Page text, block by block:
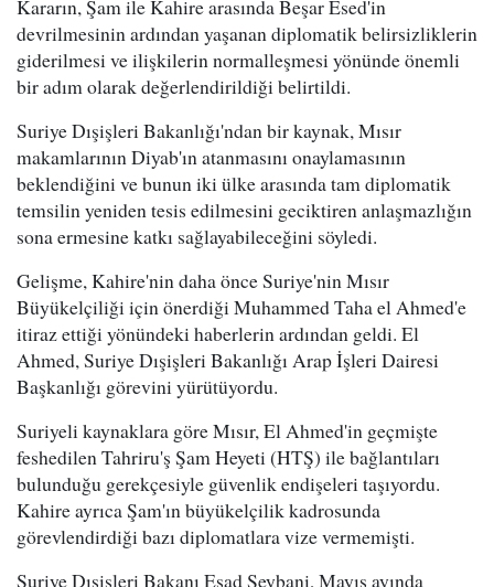
Kararın, Şam ile Kahire arasında Beşar Esed'in
devrilmesinin ardından yaşanan diplomatik belirsizliklerin
giderilmesi ve ilişkilerin normalleşmesi yönünde önemli
bir adım olarak değerlendirildiği belirtildi.
Suriye Dışişleri Bakanlığı'ndan bir kaynak, Mısır
makamlarının Diyab'ın atanmasını onaylamasının
beklendiğini ve bunun iki ülke arasında tam diplomatik
temsilin yeniden tesis edilmesini geciktiren anlaşmazlığın
sona ermesine katkı sağlayabileceğini söyledi.
Gelişme, Kahire'nin daha önce Suriye'nin Mısır
Büyükelçiliği için önerdiği Muhammed Taha el Ahmed'e
itiraz ettiği yönündeki haberlerin ardından geldi. El
Ahmed, Suriye Dışişleri Bakanlığı Arap İşleri Dairesi
Başkanlığı görevini yürütüyordu.
Suriyeli kaynaklara göre Mısır, El Ahmed'in geçmişte
feshedilen Tahriru'ş Şam Heyeti (HTŞ) ile bağlantıları
bulunduğu gerekçesiyle güvenlik endişeleri taşıyordu.
Kahire ayrıca Şam'ın büyükelçilik kadrosunda
görevlendirdiği bazı diplomatlara vize vermemişti.
Suriye Dışişleri Bakanı Esad Şeybani, Mayıs ayında